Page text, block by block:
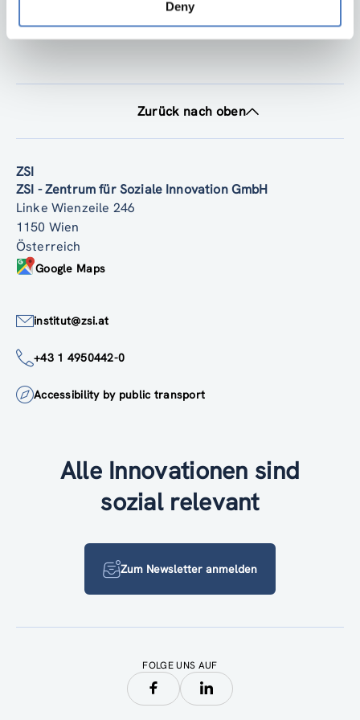
Deny
Zurück nach oben
ZSI
ZSI - Zentrum für Soziale Innovation GmbH
Linke Wienzeile 246
1150 Wien
Österreich
Google Maps
institut@zsi.at
+43 1 4950442-0
Accessibility by public transport
Alle Innovationen sind
sozial relevant
Zum Newsletter anmelden
FOLGE UNS AUF